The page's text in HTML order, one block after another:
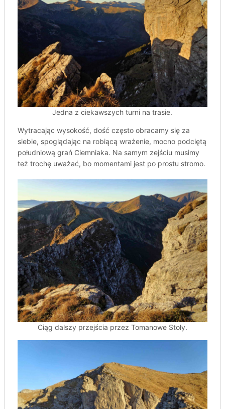
Jedna z ciekawszych turni na trasie.
Wytracając wysokość, dość często obracamy się za
siebie, spoglądając na robiącą wrażenie, mocno podciętą
południową grań Ciemniaka. Na samym zejściu musimy
też trochę uważać, bo momentami jest po prostu stromo.
Ciąg dalszy przejścia przez Tomanowe Stoły.